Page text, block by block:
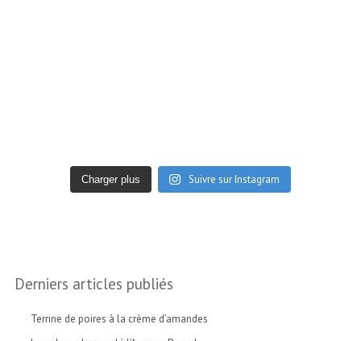
Charger plus Suivre sur Instagram
Derniers articles publiés
Terrine de poires à la crème d’amandes